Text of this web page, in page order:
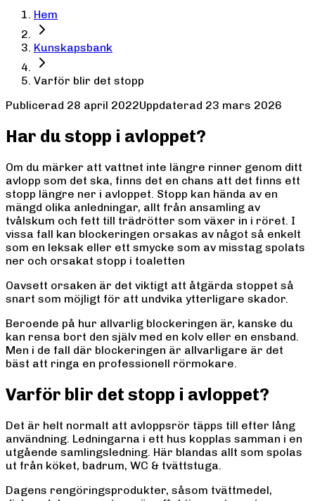
Hem
Kunskapsbank
Varför blir det stopp
Publicerad 28 april 2022Uppdaterad 23 mars 2026
Har du stopp i avloppet?
Om du märker att vattnet inte längre rinner genom ditt
avlopp som det ska, finns det en chans att det finns ett
stopp längre ner i avloppet. Stopp kan hända av en
mängd olika anledningar, allt från ansamling av
tvålskum och fett till trädrötter som växer in i röret. I
vissa fall kan blockeringen orsakas av något så enkelt
som en leksak eller ett smycke som av misstag spolats
ner och orsakat stopp i toaletten
Oavsett orsaken är det viktigt att åtgärda stoppet så
snart som möjligt för att undvika ytterligare skador.
Beroende på hur allvarlig blockeringen är, kanske du
kan rensa bort den själv med en kolv eller en ensband.
Men i de fall där blockeringen är allvarligare är det
bäst att ringa en professionell rörmokare.
Varför blir det stopp i avloppet?
Det är helt normalt att avloppsrör täpps till efter lång
användning. Ledningarna i ett hus kopplas samman i en
utgående samlingsledning. Här blandas allt som spolas
ut från köket, badrum, WC & tvättstuga.
Dagens rengöringsprodukter, såsom tvättmedel,